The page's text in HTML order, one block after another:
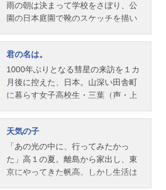
プロモーションが含まれています。
※詳細や最新の配信情報は配信サー
MMTV月額550円（税込）で新作アニ
メから懐かしの名作まで見放題の「D
MMTV」。マルチデバイス対応で、
会員限定のお得な特典も盛りだくさ
ん。動画を見る
hinkai/CoMixWaveFilms『雲のむこ
う、約束の場所』公式サイト『新海
こう、約束の場所」のグッズを探す
動画配信情報【PR】※本ページは動
画配信サービスのプロモーションが
含まれています。※詳細や最新の配
信情報は配信サービス公式サイトを
（税込）で新作アニメから懐かしの
名作まで見放題の「DMMTV」。マル
チデバイス対応で、会員限定のお得
な特典も盛りだくさん。動画を見る
形態劇場版アニメスケジュール2007
年3月3日（土）キャスト遠野貴樹：
抄』）：近藤好美篠原明里（第三話
『秒速5センチメートル』）：尾上綾
華澄田花苗：花村怜美スタッフ原
作・脚本・監督：新海誠作画監督：
西村貴世美術：丹治匠 馬島亮子音
ブ・フィルム主題歌「Onemoretime,
Onemorechance」山崎まさよし公開
開始年＆季節2007アニメ映画(C)Mak
otoShinkai/CoMixWaveFilms『秒速5
センチメートル』公式サイト「新海
アスナの前にシュンと瓜二つの少年
シンと、妻との再会を切望しアガル
こに開かれるアガルタへの扉。3人は
それぞれの想いを胸に、伝説の地へ
旅に出る―。作品名星を追う子ども
放送形態劇場版アニメスケジュール2
011年5月7日（土）キャスト渡瀬明
由森崎竜司：井上和彦ミミ：竹内順
子明日菜の母：折笠富美子森崎リ
サ：島本須美アモロートの老人：大
木民夫マナ：日高里菜セリ：伊藤か
な恵僧兵隊長：浜田賢二長老：勝倉
雨の朝は決まって学校をさぼり、公
園の日本庭園で靴のスケッチを描い
缶ビールを飲む謎めいた年上の女
性・ユキノと出会う。ふたりは約束
もないまま雨の日だけの逢瀬を重ね
るようになり、次第に心を通わせて
いく。居場所を見失ってしまったと
くなるような靴を作りたいと願うタ
カオ。六月の空のように物憂げに揺
れ動く、互いの思いをよそに梅雨は
明けようとしていた。作品名言の葉
の庭放送形態劇場版アニメスケジュ
君の名は。
1000年ぶりとなる彗星の来訪を１カ
月後に控えた、日本。山深い田舎町
に暮らす女子高校生・三葉（声・上
いた。町長である父の選挙運動や、
自らの家系である神社の古き風
習…。すべてが嫌でたまらなく、都
会への憧れを強く抱いていた。そん
なある日、三葉は自分が東京の男子
天気の子
「あの光の中に、行ってみたかっ
た」高１の夏。離島から家出し、東
京にやってきた帆高。しかし生活は